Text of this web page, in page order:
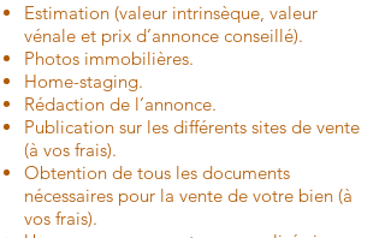
Estimation (valeur intrinsèque, valeur
vénale et prix d’annonce conseillé).
Photos immobilières.
Home-staging.
Rédaction de l’annonce.
Publication sur les différents sites de vente
(à vos frais).
Obtention de tous les documents
nécessaires pour la vente de votre bien (à
vos frais).